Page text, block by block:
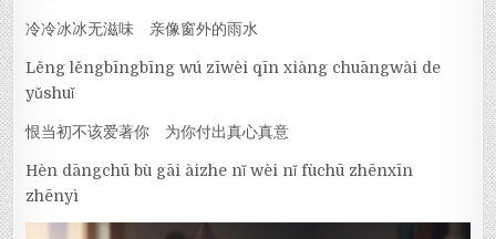
冷冷冰冰无滋味 亲像窗外的雨水
Lěng lěngbīngbīng wú zīwèi qīn xiàng chuāngwài de
yǔshuǐ
恨当初不该爱著你 为你付出真心真意
Hèn dāngchū bù gāi àizhe nǐ wèi nǐ fùchū zhēnxīn
zhēnyì